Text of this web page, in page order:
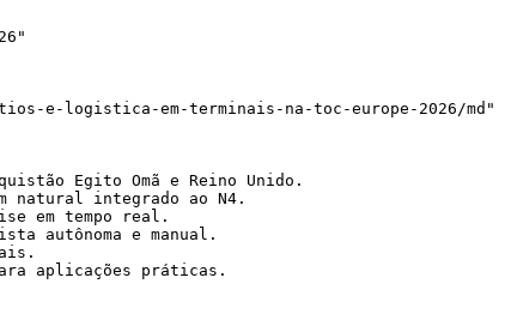
e-logistica-em-terminais-na-toc-europe-2026/md"
Egito Omã e Reino Unido.
natural integrado ao N4.
em tempo real.
autônoma e manual.
aplicações práticas.